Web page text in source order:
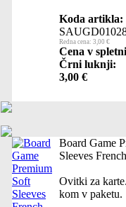
Koda artikla:
Redna cena: 3,00 €
Cena v spletni
Črni luknji:
3,00 €
Board Game
Sleeves
Ovitki za
kom v paketu.